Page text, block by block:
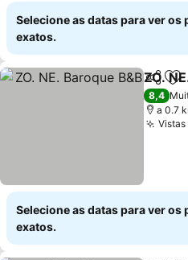
Selecione as datas para ver os
exatos.
ZO.
8,4
a 0.7
Selecione as datas para ver os
exatos.